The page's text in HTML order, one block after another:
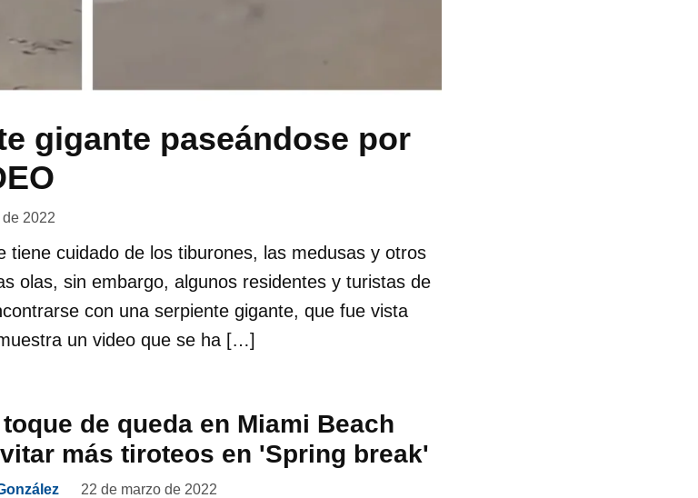
gigante paseándose por
2022
tiene cuidado de los tiburones, las medusas y otros
olas, sin embargo, algunos residentes y turistas de
con una serpiente gigante, que fue vista
un video que se ha […]
de queda en Miami Beach
más tiroteos en 'Spring break'
22 de marzo de 2022